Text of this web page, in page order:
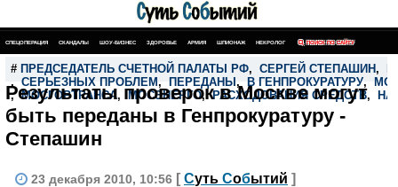
СПЕЦОПЕРАЦИЯ СКАНДАЛЫ ШОУ-БИЗНЕС ЗДОРОВЬЕ АРМИЯ ШПИОНАЖ НЕКРОЛОГ ПОИСК ПО САЙТУ
# ПРЕДСЕДАТЕЛЬ СЧЕТНОЙ ПАЛАТЫ РФ, СЕРГЕЙ СТЕПАШИН ,
, СЕРЬЕЗНЫХ ПРОБЛЕМ, ПЕРЕДАНЫ , В ГЕНПРОКУРАТУРУ,
,МОСГОРТРАНСА, МОСЭНЕРГО,РАСХОДОВАНИЯ СРЕДСТВ, НА
Результаты проверок в Москве могут
быть переданы в Генпрокуратуру -
Степашин
23 декабря 2010, 10:56 [ Суть Событий ]